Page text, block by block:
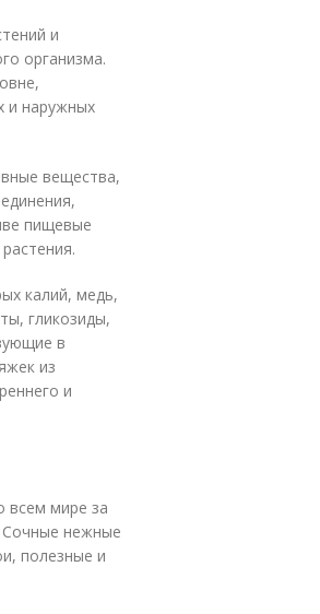
и
организма.
и наружных
вещества,
пищевые
калий, медь,
гликозиды,
в
из
и
всем мире за
Сочные нежные
полезные и